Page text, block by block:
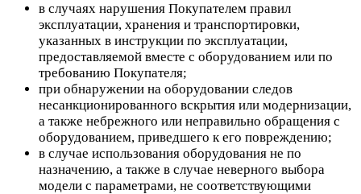
в случаях нарушения Покупателем правил
эксплуатации, хранения и транспортировки,
указанных в инструкции по эксплуатации,
предоставляемой вместе с оборудованием или по
требованию Покупателя;
при обнаружении на оборудовании следов
несанкционированного вскрытия или модернизации,
а также небрежного или неправильно обращения с
оборудованием, приведшего к его повреждению;
в случае использования оборудования не по
назначению, а также в случае неверного выбора
модели с параметрами, не соответствующими